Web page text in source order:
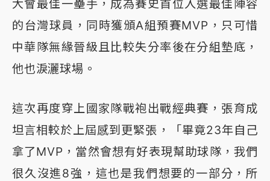
大會最佳一壘手，成為賽史首位入選最佳陣容
的台灣球員，同時獲頒A組預賽MVP，只可惜
中華隊無緣晉級且比較失分率後在分組墊底，
他也淚灑球場。
這次再度穿上國家隊戰袍出戰經典賽，張育成
坦言相較於上屆感到更緊張，「畢竟23年自己
拿了MVP，當然會想有好表現幫助球隊，我們
很久沒進8強，這也是我們想要的一部分，所